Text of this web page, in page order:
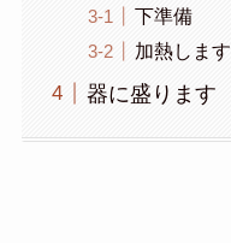
下準備
加熱します
器に盛ります